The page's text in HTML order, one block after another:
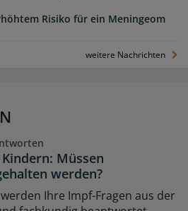
Risiko für ein Meningeom
weitere Nachrichten
Müssen
werden?
Ihre Impf-Fragen aus der